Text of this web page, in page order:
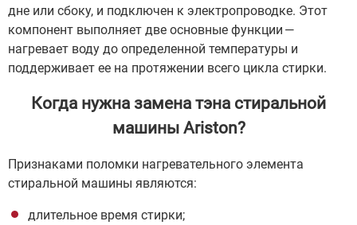
дне или сбоку, и подключен к электропроводке. Этот
компонент выполняет две основные функции —
нагревает воду до определенной температуры и
поддерживает ее на протяжении всего цикла стирки.
Когда нужна замена тэна стиральной
машины Ariston?
Признаками поломки нагревательного элемента
стиральной машины являются:
длительное время стирки;